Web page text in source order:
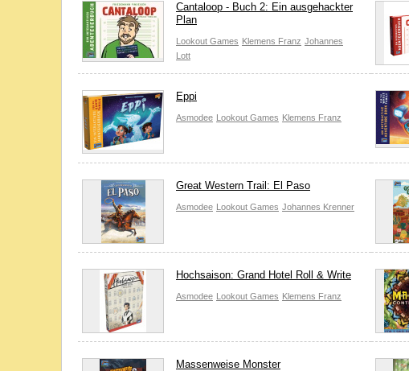
- Das Zepter von Zavandor
- Das Ende des Triumvirats
Cantaloop - Buch 2: Ein ausgehackter
Plan
Lookout Games Klemens Franz Johannes
Lott
Eppi
Asmodee Lookout Games Klemens Franz
Great Western Trail: El Paso
Asmodee Lookout Games Johannes Krenner
Hochsaison: Grand Hotel Roll & Write
Asmodee Lookout Games Klemens Franz
Massenweise Monster